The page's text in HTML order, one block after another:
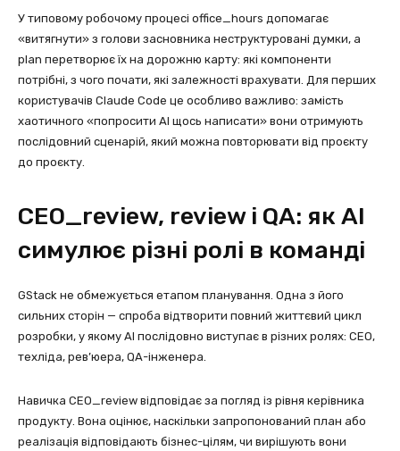
У типовому робочому процесі office_hours допомагає
«витягнути» з голови засновника неструктуровані думки, а
plan перетворює їх на дорожню карту: які компоненти
потрібні, з чого почати, які залежності врахувати. Для перших
користувачів Claude Code це особливо важливо: замість
хаотичного «попросити AI щось написати» вони отримують
послідовний сценарій, який можна повторювати від проєкту
до проєкту.
CEO_review, review і QA: як AI
симулює різні ролі в команді
GStack не обмежується етапом планування. Одна з його
сильних сторін — спроба відтворити повний життєвий цикл
розробки, у якому AI послідовно виступає в різних ролях: CEO,
техліда, рев’юера, QA-інженера.
Навичка CEO_review відповідає за погляд із рівня керівника
продукту. Вона оцінює, наскільки запропонований план або
реалізація відповідають бізнес-цілям, чи вирішують вони